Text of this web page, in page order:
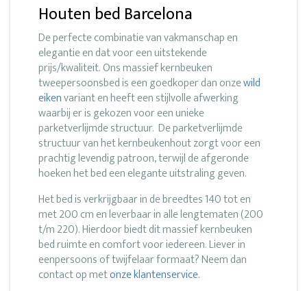
Houten bed Barcelona
De perfecte combinatie van vakmanschap en
elegantie en dat voor een uitstekende
prijs/kwaliteit. Ons massief kernbeuken
tweepersoonsbed is een goedkoper dan onzewild
eikenvariant en heeft een stijlvolle afwerking
waarbij er is gekozen voor een unieke
parketverlijmde structuur. De parketverlijmde
structuur van het kernbeukenhout zorgt voor een
prachtig levendig patroon, terwijl de afgeronde
hoeken het bed een elegante uitstraling geven.
Het bed is verkrijgbaar in de breedtes 140 tot en
met 200 cm en leverbaar in alle lengtematen (200
t/m 220). Hierdoor biedt dit massief kernbeuken
bed ruimte en comfort voor iedereen. Liever in
eenpersoons of twijfelaar formaat? Neem dan
contact op metonze klantenservice.